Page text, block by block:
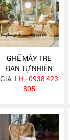
GHẾ MÂY TRE
ĐAN TỰ NHIÊN
MA808
Giá: LH - 0938 423
805